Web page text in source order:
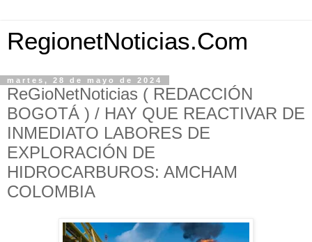
RegionetNoticias.Com
martes, 28 de mayo de 2024
ReGioNetNoticias ( REDACCIÓN
BOGOTÁ ) / HAY QUE REACTIVAR DE
INMEDIATO LABORES DE
EXPLORACIÓN DE
HIDROCARBUROS: AMCHAM
COLOMBIA